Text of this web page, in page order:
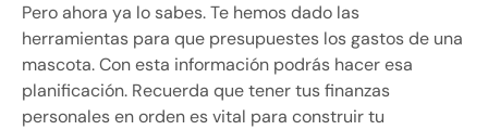
Pero ahora ya lo sabes. Te hemos dado las
herramientas para que presupuestes los gastos de una
mascota. Con esta información podrás hacer esa
planificación. Recuerda que tener tus finanzas
personales en orden es vital para construir tu